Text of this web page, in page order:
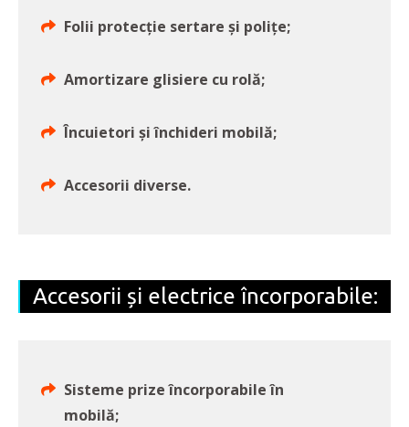
Folii protecție sertare și polițe;
Amortizare glisiere cu rolă;
Încuietori și închideri mobilă;
Accesorii diverse.
Accesorii și electrice încorporabile:
Sisteme prize încorporabile în
mobilă;